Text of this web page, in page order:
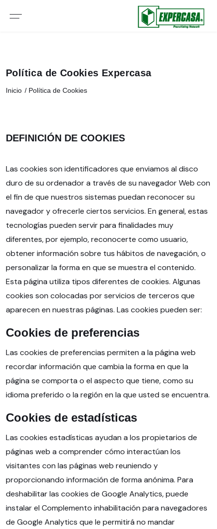
Política de Cookies Expercasa
Inicio Política de Cookies
DEFINICIÓN DE COOKIES
Las cookies son identificadores que enviamos al disco
duro de su ordenador a través de su navegador Web con
el fin de que nuestros sistemas puedan reconocer su
navegador y ofrecerle ciertos servicios. En general, estas
tecnologías pueden servir para finalidades muy
diferentes, por ejemplo, reconocerte como usuario,
obtener información sobre tus hábitos de navegación, o
personalizar la forma en que se muestra el contenido.
Esta página utiliza tipos diferentes de cookies. Algunas
cookies son colocadas por servicios de terceros que
aparecen en nuestras páginas. Las cookies pueden ser:
Cookies de preferencias
Las cookies de preferencias permiten a la página web
recordar información que cambia la forma en que la
página se comporta o el aspecto que tiene, como su
idioma preferido o la región en la que usted se encuentra.
Cookies de estadísticas
Las cookies estadísticas ayudan a los propietarios de
páginas web a comprender cómo interactúan los
visitantes con las páginas web reuniendo y
proporcionando información de forma anónima. Para
deshabilitar las cookies de Google Analytics, puede
instalar el Complemento inhabilitación para navegadores
de Google Analytics que le permitirá no mandar